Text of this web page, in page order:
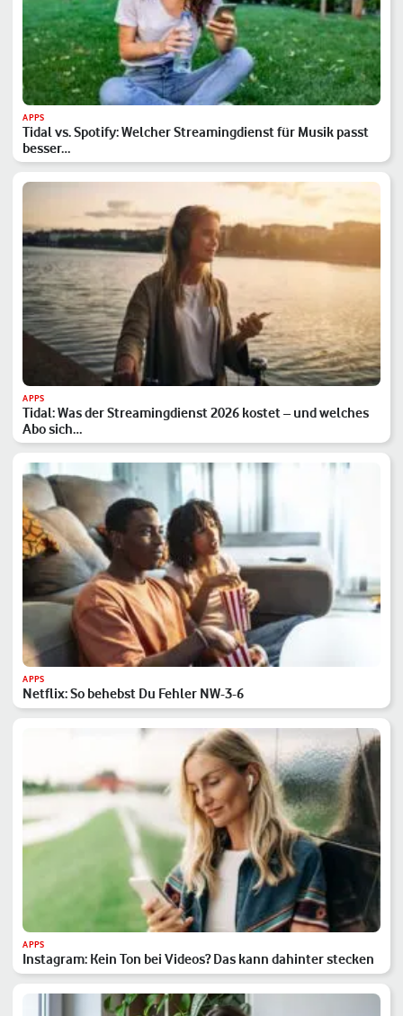
APPS
Tidal vs. Spotify: Welcher Streamingdienst für Musik passt
besser…
APPS
Tidal: Was der Streamingdienst 2026 kostet – und welches
Abo sich…
APPS
Netflix: So behebst Du Fehler NW-3-6
APPS
Instagram: Kein Ton bei Videos? Das kann dahinter stecken